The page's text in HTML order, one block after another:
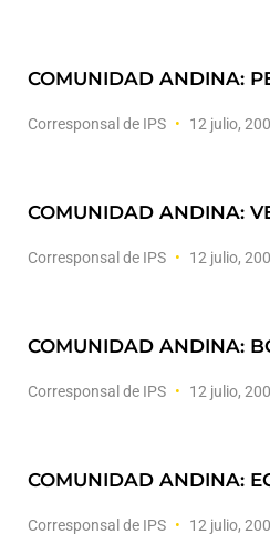
COMUNIDAD ANDINA:
Corresponsal de IPS 12 julio,
COMUNIDAD ANDINA:
Corresponsal de IPS 12 julio,
COMUNIDAD ANDINA:
Corresponsal de IPS 12 julio,
COMUNIDAD ANDINA:
Corresponsal de IPS 12 julio,